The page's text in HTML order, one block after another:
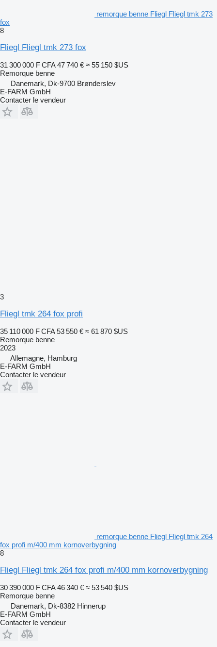
remorque benne Fliegl Fliegl tmk 273
fox
8
Fliegl Fliegl tmk 273 fox
31 300 000 F CFA 47 740 € ≈ 55 150 $US
Remorque benne
Danemark, Dk-9700 Brønderslev
E-FARM GmbH
Contacter le vendeur
3
Fliegl tmk 264 fox profi
35 110 000 F CFA 53 550 € ≈ 61 870 $US
Remorque benne
2023
Allemagne, Hamburg
E-FARM GmbH
Contacter le vendeur
remorque benne Fliegl Fliegl tmk 264
fox profi m/400 mm kornoverbygning
8
Fliegl Fliegl tmk 264 fox profi m/400 mm kornoverbygning
30 390 000 F CFA 46 340 € ≈ 53 540 $US
Remorque benne
Danemark, Dk-8382 Hinnerup
E-FARM GmbH
Contacter le vendeur